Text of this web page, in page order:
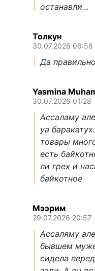
останавли...
Толкун
30.07.2026 06:58
Да правильно
Yasmina
30.07.2026 01:28
Ассаламу
уа
товары
есть
ли грех и
байкотное
Мээрим
29.07.2026 20:57
Ассаляму
бывшем
сидела